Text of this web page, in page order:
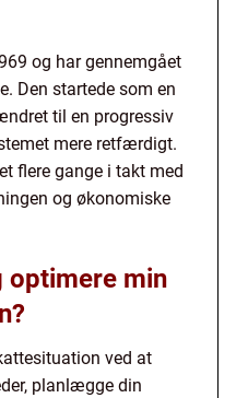
og har gennemgået
Den startede som en
til en progressiv
mere retfærdigt.
flere gange i takt med
og økonomiske
optimere min
ved at
planlægge din